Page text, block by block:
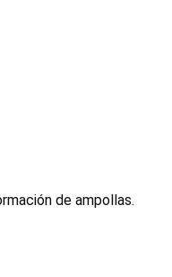
de ampollas.